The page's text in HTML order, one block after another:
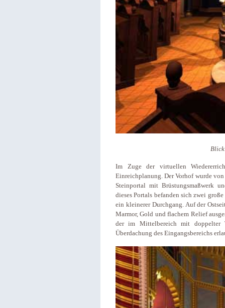
Blick
Im Zuge der virtuellen
Einreichplanung. Der Vorhof wurde
Steinportal mit Brüstungsmaßwerk
dieses Portals befanden sich zwei
ein kleinerer Durchgang. Auf der
Marmor, Gold und flachem Relief
der im Mittelbereich mit doppelter
Überdachung des Eingangsbereichs